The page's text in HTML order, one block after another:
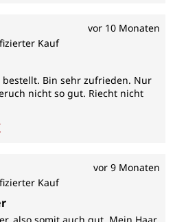
vor 10 Monaten
von 5 von 5 Sternen
Kauf
Bin sehr zufrieden. Nur
nicht so gut. Riecht nicht
vor 9 Monaten
von 5 von 5 Sternen
Kauf